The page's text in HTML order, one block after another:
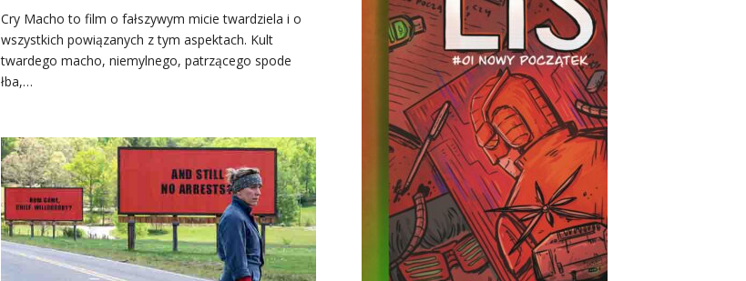
Cry Macho to film o fałszywym micie twardziela i o
wszystkich powiązanych z tym aspektach. Kult
twardego macho, niemylnego, patrzącego spode
łba,…